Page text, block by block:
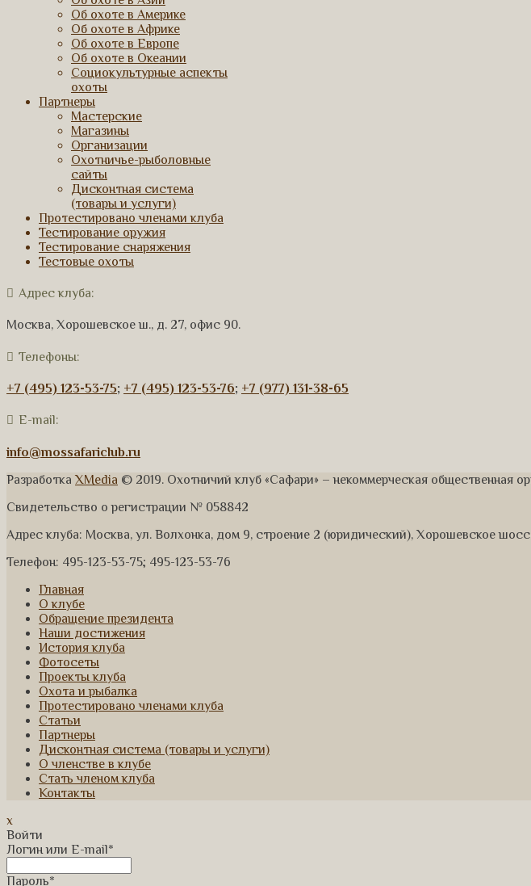
Об охоте в Америке
Об охоте в Африке
Об охоте в Европе
Об охоте в Океании
Социокультурные аспекты
охоты
Партнеры
Мастерские
Магазины
Организации
Охотничье-рыболовные
сайты
Дисконтная система
(товары и услуги)
Протестировано членами клуба
Тестирование оружия
Тестирование снаряжения
Тестовые охоты
Адрес клуба:
Москва, Хорошевское ш., д. 27, офис 90.
Телефоны:
+7 (495) 123-53-75; +7 (495) 123-53-76; +7 (977) 131-38-65
E-mail:
info@mossafariclub.ru
Разработка XMedia © 2019. Охотничий клуб «Сафари» – некоммерческая общественная
Свидетельство о регистрации № 058842
Адрес клуба: Москва, ул. Волхонка, дом 9, строение 2 (юридический), Хорошевское
Телефон: 495-123-53-75; 495-123-53-76
Главная
О клубе
Обращение президента
Наши достижения
История клуба
Фотосеты
Проекты клуба
Охота и рыбалка
Протестировано членами клуба
Статьи
Партнеры
Дисконтная система (товары и услуги)
О членстве в клубе
Стать членом клуба
Контакты
x
Войти
Логин или E-mail*
Пароль*